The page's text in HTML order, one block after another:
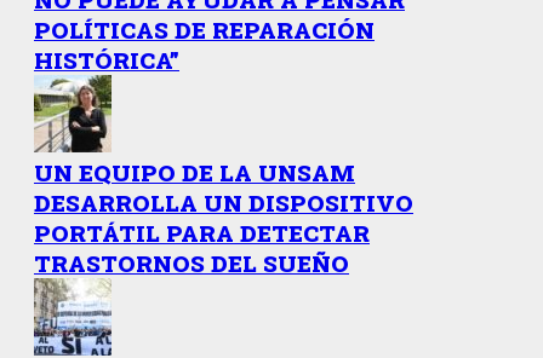
POLÍTICAS DE REPARACIÓN
HISTÓRICA”
UN EQUIPO DE LA UNSAM
DESARROLLA UN DISPOSITIVO
PORTÁTIL PARA DETECTAR
TRASTORNOS DEL SUEÑO